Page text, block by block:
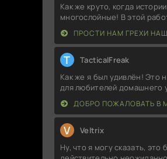
Как же круто, когда
многослойные! В этой
ПРОСТИ НАМ ГРЕХИ
T TacticalFreak
Как же я был удивлён! Это
для любителей домашнего
ДОБРО ПОЖАЛОВАТЬ В
V Veltrix
Ну, что я могу сказать, это